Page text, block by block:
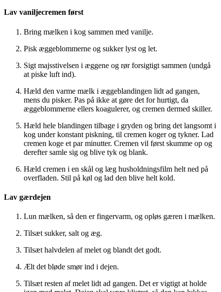
Lav vaniljecremen først
Bring mælken i kog sammen med vanilje.
Pisk æggeblommerne og sukker lyst og let.
Sigt majsstivelsen i æggene og rør forsigtigt sammen (undgå
at piske luft ind).
Hæld den varme mælk i æggeblandingen lidt ad gangen,
mens du pisker. Pas på ikke at gøre det for hurtigt, da
æggeblommerne ellers koagulerer, og cremen dermed skiller.
Hæld hele blandingen tilbage i gryden og bring det langsomt i
kog under konstant piskning, til cremen koger og tykner. Lad
cremen koge et par minutter. Cremen vil først skumme op og
derefter samle sig og blive tyk og blank.
Hæld cremen i en skål og læg husholdningsfilm helt ned på
overfladen. Stil på køl og lad den blive helt kold.
Lav gærdejen
Lun mælken, så den er fingervarm, og opløs gæren i mælken.
Tilsæt sukker, salt og æg.
Tilsæt halvdelen af melet og blandt det godt.
Ælt det bløde smør ind i dejen.
Tilsæt resten af melet lidt ad gangen. Det er vigtigt at holde